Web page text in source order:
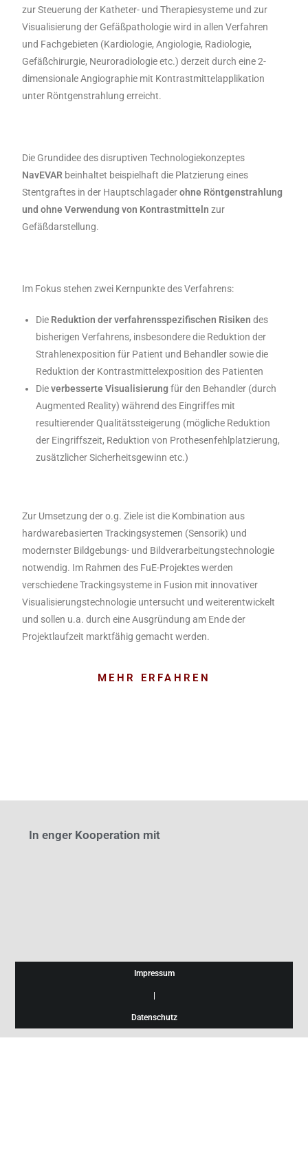
zur Steuerung der Katheter- und Therapiesysteme und zur
Visualisierung der Gefäßpathologie wird in allen Verfahren
und Fachgebieten (Kardiologie, Angiologie, Radiologie,
Gefäßchirurgie, Neuroradiologie etc.) derzeit durch eine 2-
dimensionale Angiographie mit Kontrastmittelapplikation
unter Röntgenstrahlung erreicht.
Die Grundidee des disruptiven Technologiekonzeptes
NavEVAR beinhaltet beispielhaft die Platzierung eines
Stentgraftes in der Hauptschlagaderohne Röntgenstrahlung
und ohne Verwendung von Kontrastmittelnzur
Gefäßdarstellung.
Im Fokus stehen zwei Kernpunkte des Verfahrens:
Die Reduktion der verfahrensspezifischen Risikendes
bisherigen Verfahrens, insbesondere die Reduktion der
Strahlenexposition für Patient und Behandler sowie die
Reduktion der Kontrastmittelexposition des Patienten
Dieverbesserte Visualisierungfür den Behandler (durch
Augmented Reality) während des Eingriffes mit
resultierender Qualitätssteigerung (mögliche Reduktion
der Eingriffszeit, Reduktion von Prothesenfehlplatzierung,
zusätzlicher Sicherheitsgewinn etc.)
Zur Umsetzung der o.g. Ziele ist die Kombination aus
hardwarebasierten Trackingsystemen (Sensorik) und
modernster Bildgebungs- und Bildverarbeitungstechnologie
notwendig. Im Rahmen des FuE-Projektes werden
verschiedene Trackingsysteme in Fusion mit innovativer
Visualisierungstechnologie untersucht und weiterentwickelt
und sollen u.a. durch eine Ausgründung am Ende der
Projektlaufzeit marktfähig gemacht werden.
MEHR ERFAHREN
In enger Kooperation mit
Impressum
Datenschutz